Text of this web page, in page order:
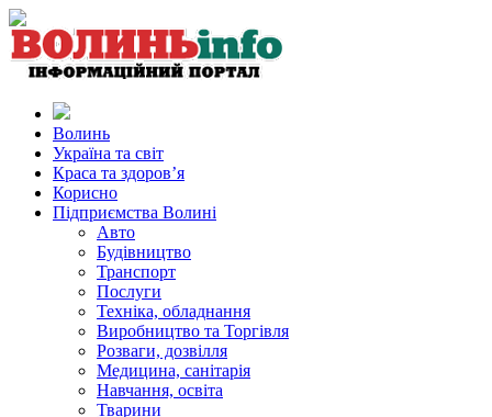
Волинь
Україна та світ
Краса та здоров’я
Корисно
Підприємства Волині
Авто
Будівництво
Транспорт
Послуги
Техніка, обладнання
Виробництво та Торгівля
Розваги, дозвілля
Медицина, санітарія
Навчання, освіта
Тварини